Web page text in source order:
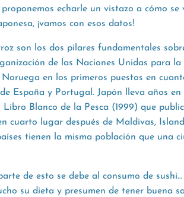
echarle un vistazo a cómo
¡vamos con esos datos!
son los dos pilares fundamentales
de las Naciones Unidas para
en los primeros puestos en
España y Portugal. Japón lleva años
Libro Blanco de la Pesca (1999) que
cuarto lugar después de Maldivas,
tienen la misma población que una
de esto se debe al consumo de
su dieta y presumen de tener buena